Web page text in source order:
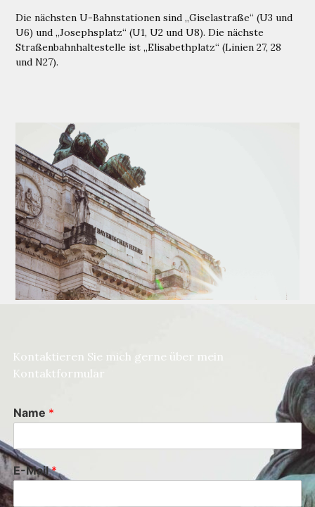
Die nächsten U-Bahnstationen sind „Giselastraße“ (U3 und
U6) und „Josephsplatz“ (U1, U2 und U8). Die nächste
Straßenbahnhaltestelle ist „Elisabethplatz“ (Linien 27, 28
und N27).
Kontaktieren Sie mich gerne über mein
Kontaktformular
Name *
E-Mail*